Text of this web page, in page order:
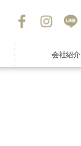
会社紹介